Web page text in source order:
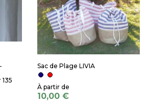
Sac de Plage LIVIA
10,00 €